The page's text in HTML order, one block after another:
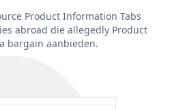
Product Information Tabs
abroad die allegedly Product
bargain aanbieden.